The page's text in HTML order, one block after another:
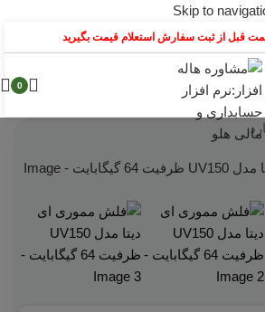
Skip to
قبل از ثبت سفارش استعلام قیمت بگیرید
0